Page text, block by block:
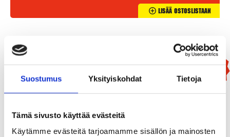
Suostumus Yksityiskohdat Tietoja
Tämä sivusto käyttää evästeitä
Käytämme evästeitä tarjoamamme sisällön ja mainosten
Lisää Ostoslistaan
Uutuus!